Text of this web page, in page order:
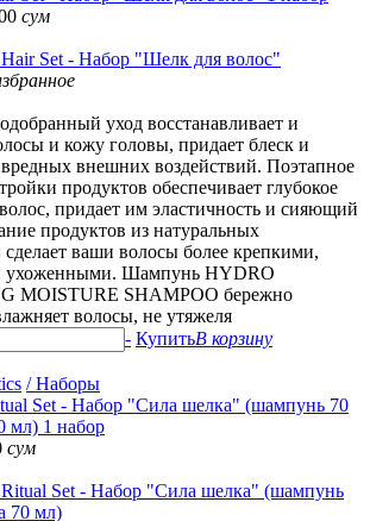
сум
уход восстанавливает и
и кожу головы, придает блеск и
внешних воздействий. Поэтапное
продуктов обеспечивает глубокое
придает им эластичность и сияющий
продуктов из натуральных
ваши волосы более крепкими,
ухоженными. Шампунь HYDRO
MOISTURE SHAMPOO бережно
волосы, не утяжеля
- КупитьВ корзину
/ Наборы
Set - Набор "Сила шелка" (шампунь 70
мл) 1 набор
сум